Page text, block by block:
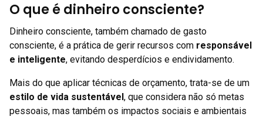
O que é dinheiro consciente?
Dinheiro consciente, também chamado de gasto
consciente, é a prática de gerir recursos com responsável
e inteligente, evitando desperdícios e endividamento.
Mais do que aplicar técnicas de orçamento, trata-se de um
estilo de vida sustentável, que considera não só metas
pessoais, mas também os impactos sociais e ambientais